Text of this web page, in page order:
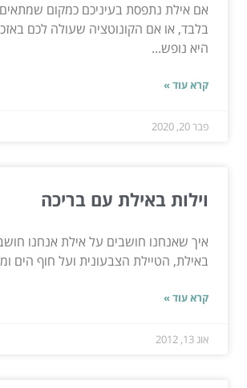
אם אילת נתפסת בעיניכם כמקום
בלבד, או אם הקונוטציה שעולה לכם
היא נופש...
קרא עוד »
פבר 20, 2020
וילות באילת עם בריכה
איך שאנחנו חושבים על אילת אנחנו
באילת, הטיילת הצבעונית ועל חוף הים
קרא עוד »
אוג 13, 2012